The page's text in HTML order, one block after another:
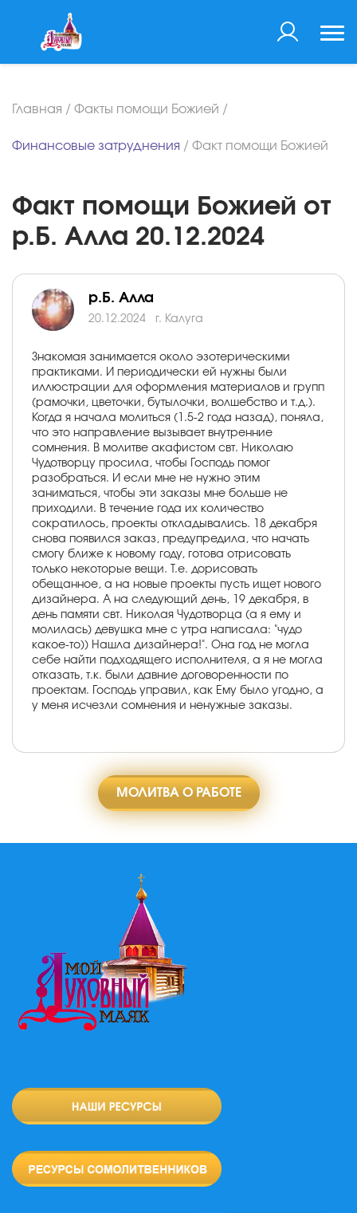
Главная / Факты помощи Божией /
Финансовые затруднения / Факт помощи Божией
Факт помощи Божией от
р.Б. Алла 20.12.2024
р.Б. Алла
20.12.2024 г. Калуга
Знакомая занимается около эзотерическими
практиками. И периодически ей нужны были
иллюстрации для оформления материалов и групп
(рамочки, цветочки, бутылочки, волшебство и т.д.).
Когда я начала молиться (1.5-2 года назад), поняла,
что это направление вызывает внутренние
сомнения. В молитве акафистом свт. Николаю
Чудотворцу просила, чтобы Господь помог
разобраться. И если мне не нужно этим
заниматься, чтобы эти заказы мне больше не
приходили. В течение года их количество
сократилось, проекты откладывались. 18 декабря
снова появился заказ, предупредила, что начать
смогу ближе к новому году, готова отрисовать
только некоторые вещи. Т.е. дорисовать
обещанное, а на новые проекты пусть ищет нового
дизайнера. А на следующий день, 19 декабря, в
день памяти свт. Николая Чудотворца (а я ему и
молилась) девушка мне с утра написала: "чудо
какое-то)) Нашла дизайнера!". Она год не могла
себе найти подходящего исполнителя, а я не могла
отказать, т.к. были давние договоренности по
проектам. Господь управил, как Ему было угодно, а
у меня исчезли сомнения и ненужные заказы.
МОЛИТВА О РАБОТЕ